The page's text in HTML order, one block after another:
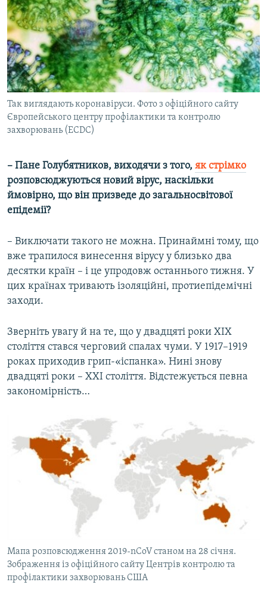
Так виглядають коронавіруси. Фото з офіційного сайту
Європейського центру профілактики та контролю
захворювань (ECDC)
– Пане Голубятников, виходячи з того, як стрімко
розповсюджуються новий вірус, наскільки
ймовірно, що він призведе до загальносвітової
епідемії?
– Виключати такого не можна. Принаймні тому, що
вже трапилося винесення вірусу у близько два
десятки країн – і це упродовж останнього тижня. У
цих країнах тривають ізоляційні, протиепідемічні
заходи.
Зверніть увагу й на те, що у двадцяті роки XІX
століття стався черговий спалах чуми. У 1917–1919
роках приходив грип-«іспанка». Нині знову
двадцяті роки – XXІ століття. Відстежується певна
закономірність…
Мапа розповсюдження 2019-nCoV станом на 28 січня.
Зображення із офіційного сайту Центрів контролю та
профілактики захворювань США